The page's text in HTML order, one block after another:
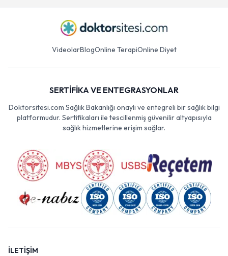
VideolarBlogOnline TerapiOnline Diyet
SERTİFİKA VE ENTEGRASYONLAR
Doktorsitesi.com Sağlık Bakanlığı onaylı ve entegreli bir sağlık bilgi
platformudur. Sertifikaları ile tescillenmiş güvenilir altyapısıyla
sağlık hizmetlerine erişim sağlar.
İLETİŞİM